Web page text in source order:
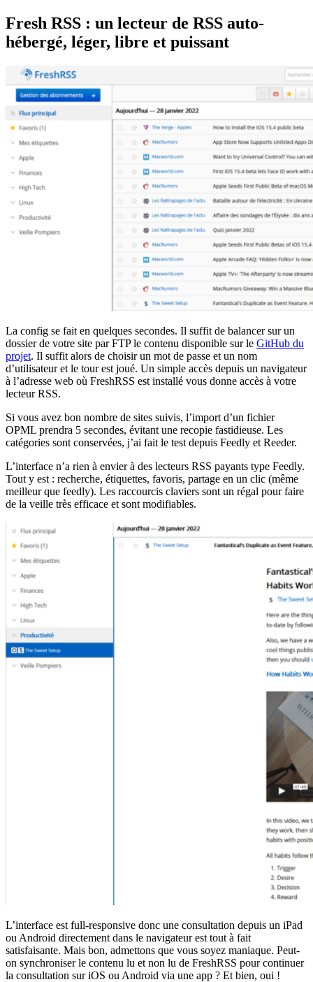
Fresh RSS : un lecteur de RSS auto-
hébergé, léger, libre et puissant
La config se fait en quelques secondes. Il suffit de balancer sur un
dossier de votre site par FTP le contenu disponible sur le GitHub du
projet. Il suffit alors de choisir un mot de passe et un nom
d’utilisateur et le tour est joué. Un simple accès depuis un navigateur
à l’adresse web où FreshRSS est installé vous donne accès à votre
lecteur RSS.
Si vous avez bon nombre de sites suivis, l’import d’un fichier
OPML prendra 5 secondes, évitant une recopie fastidieuse. Les
catégories sont conservées, j’ai fait le test depuis Feedly et Reeder.
L’interface n’a rien à envier à des lecteurs RSS payants type Feedly.
Tout y est : recherche, étiquettes, favoris, partage en un clic (même
meilleur que feedly). Les raccourcis claviers sont un régal pour faire
de la veille très efficace et sont modifiables.
L’interface est full-responsive donc une consultation depuis un iPad
ou Android directement dans le navigateur est tout à fait
satisfaisante. Mais bon, admettons que vous soyez maniaque. Peut-
on synchroniser le contenu lu et non lu de FreshRSS pour continuer
la consultation sur iOS ou Android via une app ? Et bien, oui !